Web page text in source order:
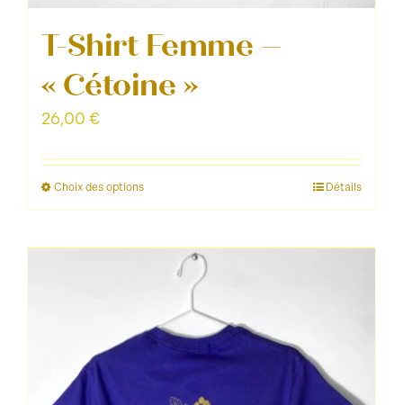
T-Shirt Femme –
« Cétoine »
26,00 €
Choix des optionsCe
a
plusieurs
Les
options
peuvent
Détails